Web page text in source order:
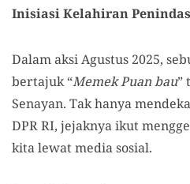
Inisiasi Kelahiran
Dalam aksi Agustus 2025,
bertajuk “Memek Puan bau”
Senayan. Tak hanya
DPR RI, jejaknya ikut
kita lewat media sosial.